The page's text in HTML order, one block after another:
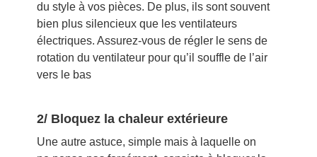
du style à vos pièces. De plus, ils sont souvent
bien plus silencieux que les ventilateurs
électriques. Assurez-vous de régler le sens de
rotation du ventilateur pour qu’il souffle de l’air
vers le bas
2/ Bloquez la chaleur extérieure
Une autre astuce, simple mais à laquelle on